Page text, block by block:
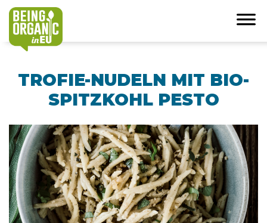
TROFIE-NUDELN MIT BIO-
SPITZKOHL PESTO